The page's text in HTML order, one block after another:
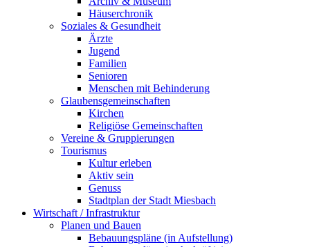
Häuserchronik
Soziales & Gesundheit
Ärzte
Jugend
Familien
Senioren
Menschen mit Behinderung
Glaubensgemeinschaften
Kirchen
Religiöse Gemeinschaften
Vereine & Gruppierungen
Tourismus
Kultur erleben
Aktiv sein
Genuss
Stadtplan der Stadt Miesbach
Wirtschaft / Infrastruktur
Planen und Bauen
Bebauungspläne (in Aufstellung)